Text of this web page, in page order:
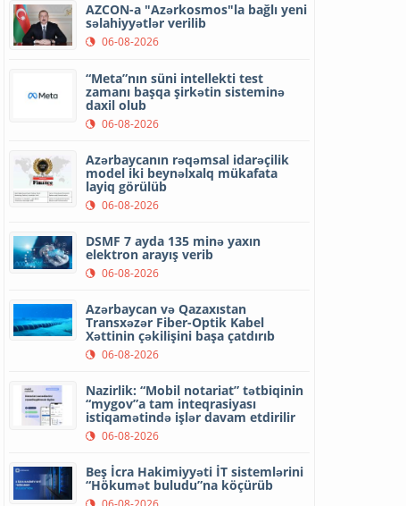
AZCON-a "Azərkosmos"la bağlı yeni
səlahiyyətlər verilib
06-08-2026
“Meta”nın süni intellekti test
zamanı başqa şirkətin sisteminə
daxil olub
06-08-2026
Azərbaycanın rəqəmsal idarəçilik
model iki beynəlxalq mükafata
layiq görülüb
06-08-2026
DSMF 7 ayda 135 minə yaxın
elektron arayış verib
06-08-2026
Azərbaycan və Qazaxıstan
Transxəzər Fiber-Optik Kabel
Xəttinin çəkilişini başa çatdırıb
06-08-2026
Nazirlik: “Mobil notariat” tətbiqinin
“mygov”a tam inteqrasiyası
istiqamətində işlər davam etdirilir
06-08-2026
Beş İcra Hakimiyyəti İT sistemlərini
“Hökumət buludu”na köçürüb